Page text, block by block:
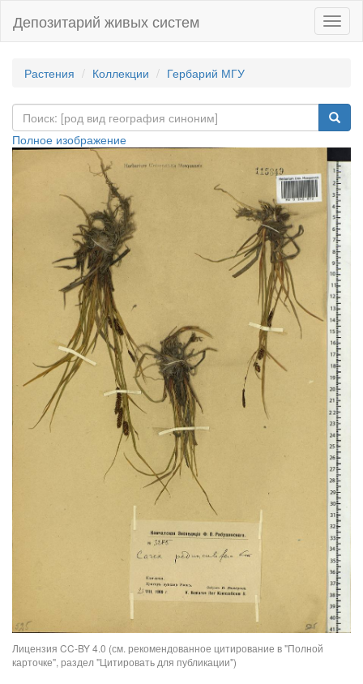
Депозитарий живых систем
Растения Коллекции Гербарий МГУ
Полное изображение
Лицензия CC-BY 4.0 (см. рекомендованное цитирование в "Полной
карточке", раздел "Цитировать для публикации")